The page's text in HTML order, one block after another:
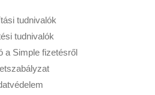
tudnivalók
tudnivalók
a Simple fizetésről